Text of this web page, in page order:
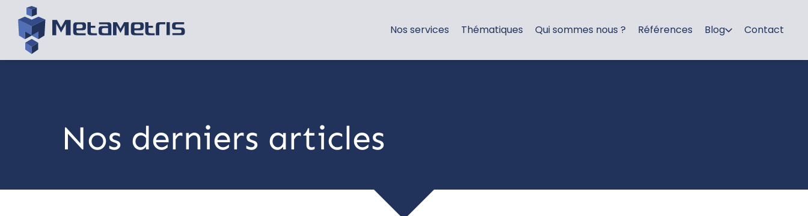
Nos services Thématiques Qui sommes nous ? Références Blog Contact
Nos derniers articles